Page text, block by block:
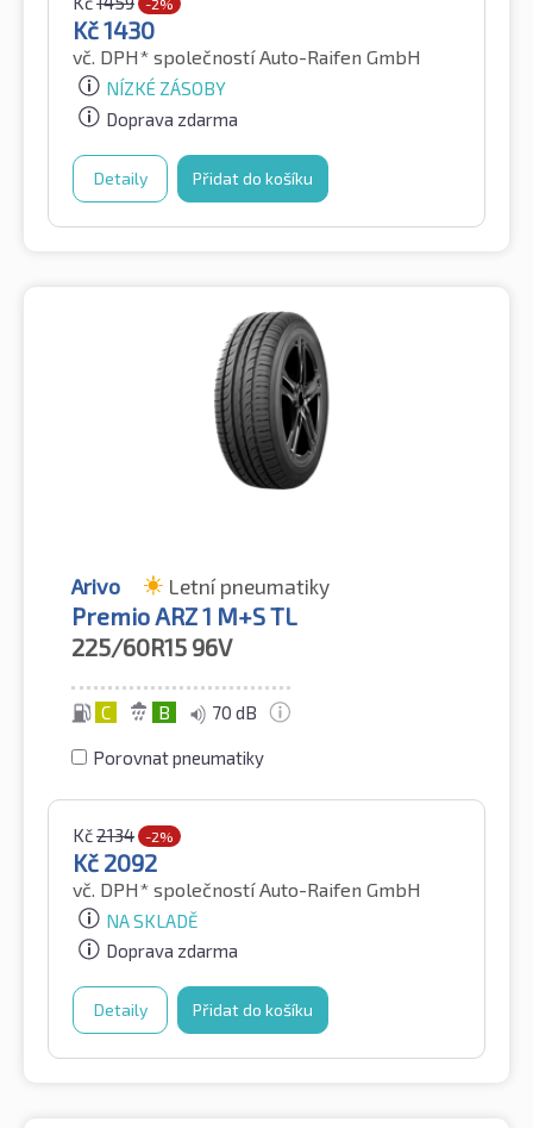
-2%
Kč1430
vč. DPH* společností Auto-Raifen GmbH
NÍZKÉ ZÁSOBY
Doprava zdarma
Detaily Přidat do košíku
Arivo Letní pneumatiky
Premio ARZ 1 M+S TL
225/60R15 96V
C B 70 dB
Porovnat pneumatiky
Kč2134 -2%
Kč 2092
vč. DPH* společností Auto-Raifen GmbH
NA SKLADĚ
Doprava zdarma
Detaily Přidat do košíku